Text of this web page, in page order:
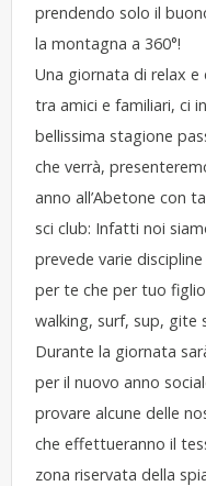
prendendo solo il
la montagna a 360°!
Una giornata di relax
tra amici e familiari, ci
bellissima stagione
che verrà,
anno all’Abetone con
sci club: Infatti noi
prevede varie
per te che per tuo
walking, surf, sup, gite
Durante la giornata
per il nuovo anno
provare alcune delle
che effettueranno il
zona riservata della